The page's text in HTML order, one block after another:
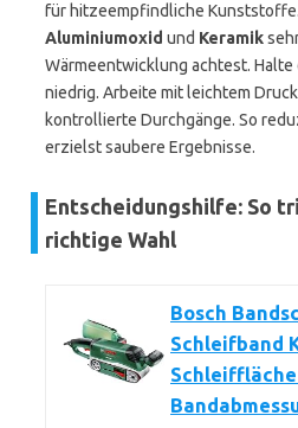
für hitzeempfindliche Kunststoffe.
Aluminiumoxid und Keramik
Wärmeentwicklung achtest.
niedrig. Arbeite mit leichtem
kontrollierte Durchgänge. So
erzielst saubere Ergebnisse.
Entscheidungshilfe: So
richtige Wahl
Bosch
Schleifband
Schleiffläche